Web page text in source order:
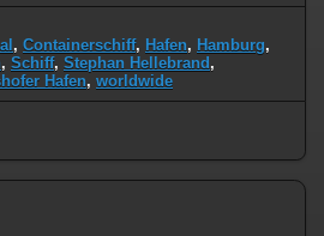
, Containerschiff, Hafen, Hamburg,
, Schiff, Stephan Hellebrand ,
Hafen, worldwide